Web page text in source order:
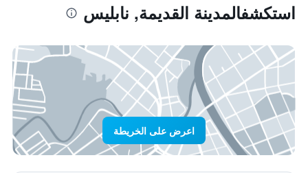
استكشفالمدينة القديمة, نابليس
اعرض على الخريطة